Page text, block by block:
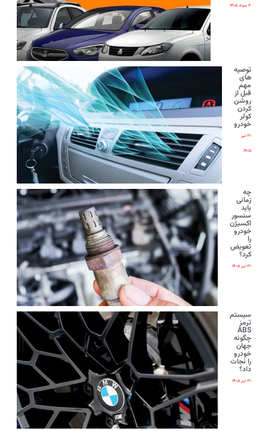
۳ مرداد ۱۴۰۵
توصیه
های
مهم
قبل از
روشن
کردن
کولر
خودرو
۳۱ تیر
۱۴۰۵
چه
زمانی
باید
سنسور
اکسیژن
خودرو
را
تعویض
کرد؟
۳۱ تیر ۱۴۰۵
سیستم
ترمز
ABS
چگونه
جهان
خودرو
را نجات
داد؟
۳۱ تیر ۱۴۰۵